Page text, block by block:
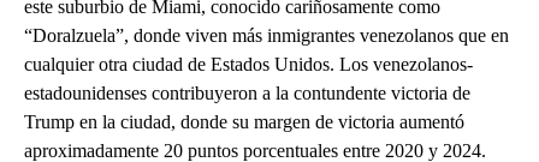
este suburbio de Miami, conocido cariñosamente como
“Doralzuela”, donde viven más inmigrantes venezolanos que en
cualquier otra ciudad de Estados Unidos. Los venezolanos-
estadounidenses contribuyeron a la contundente victoria de
Trump en la ciudad, donde su margen de victoria aumentó
aproximadamente 20 puntos porcentuales entre 2020 y 2024.